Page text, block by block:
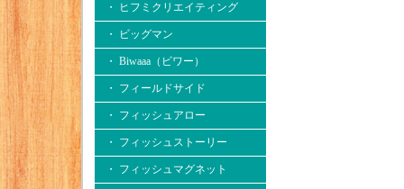
・ ヒフミクリエイティング
・ ビッグマン
・ Biwaaa（ビワー）
・ フィールドサイド
・ フィッシュアロー
・ フィッシュストーリー
・ フィッシュマグネット